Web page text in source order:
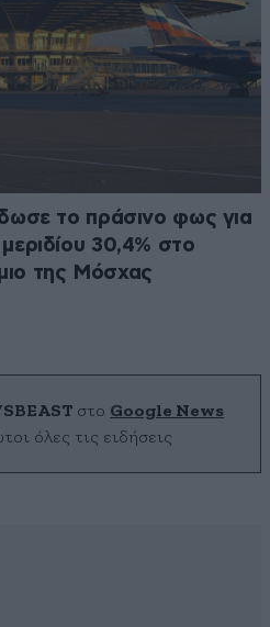
το πράσινο φως για
30,4% στο
της Μόσχας
στο Google News
όλες τις ειδήσεις